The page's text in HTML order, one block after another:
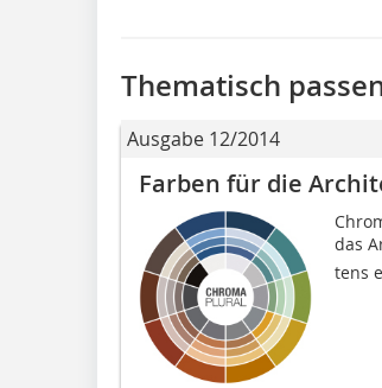
Thematisch
Ausgabe 12/2014
Farben für die
das